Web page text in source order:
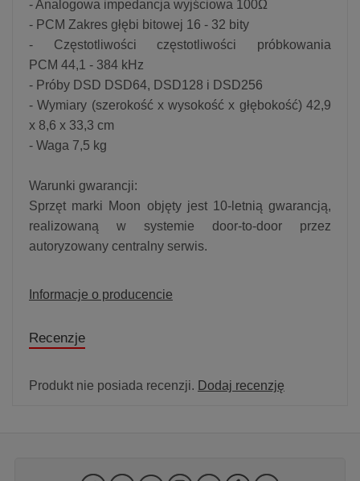
- Analogowa impedancja wyjściowa 100Ω
- PCM Zakres głębi bitowej 16 - 32 bity
- Częstotliwości częstotliwości próbkowania
PCM 44,1 - 384 kHz
- Próby DSD DSD64, DSD128 i DSD256
- Wymiary (szerokość x wysokość x głębokość) 42,9
x 8,6 x 33,3 cm
- Waga 7,5 kg
Warunki gwarancji:
Sprzęt marki Moon objęty jest 10-letnią gwarancją,
realizowaną w systemie door-to-door przez
autoryzowany centralny serwis.
Informacje o producencie
Recenzje
Produkt nie posiada recenzji. Dodaj recenzję